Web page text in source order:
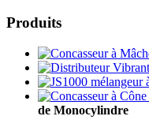
Produits
de Monocylindre